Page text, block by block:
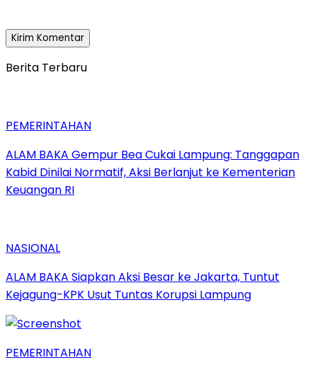
Berita Terbaru
PEMERINTAHAN
ALAM BAKA Gempur Bea Cukai Lampung: Tanggapan
Kabid Dinilai Normatif, Aksi Berlanjut ke Kementerian
Keuangan RI
NASIONAL
ALAM BAKA Siapkan Aksi Besar ke Jakarta, Tuntut
Kejagung-KPK Usut Tuntas Korupsi Lampung
PEMERINTAHAN